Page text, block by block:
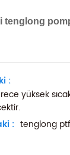
tenglong
:
yüksek
: tenglong